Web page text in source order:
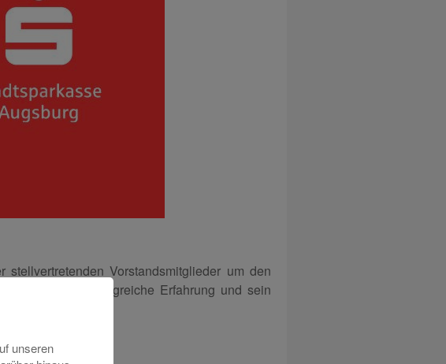
Vorstandsmitglieder um den
in seine umfangreiche Erfahrung und sein
unseren